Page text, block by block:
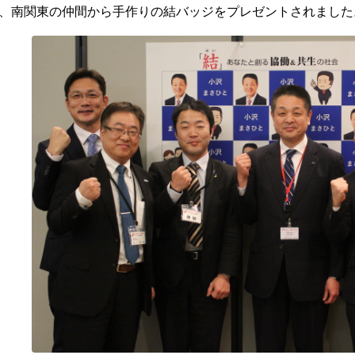
南関東の仲間から手作りの結バッジをプレゼントされまし